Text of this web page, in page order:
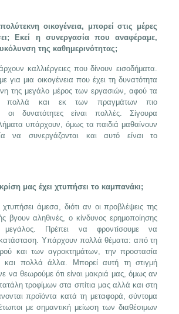
οικογένεια, μπορεί στις μέρες
Εκεί η συνεργασία που αναφέραμε,
της καθημερινότητας;
καλλιέργειες που δίνουν εισοδήματα.
για μια οικογένεια που έχει τη δυνατότητα
της μεγάλο μέρος των εργασιών, αφού τα
πολλά και εκ των πραγμάτων πιο
οι δυνατότητες είναι πολλές. Σίγουρα
υπάρχουν, όμως τα παιδιά μαθαίνουν
να συνεργάζονται και αυτό είναι το
μας έχει χτυπήσει το καμπανάκι;
άμεσα, διότι αν οι προβλέψεις της
βγουν αληθινές, ο κίνδυνος ερημοποίησης
μεγάλος. Πρέπει να φροντίσουμε να
Υπάρχουν πολλά θέματα: από τη
και των αγροκτημάτων, την προστασία
πολλά άλλα. Μπορεί αυτή τη στιγμή
να θεωρούμε ότι είναι μακριά μας, όμως αν
τροφίμων στα σπίτια μας αλλά και στη
προϊόντα κατά τη μεταφορά, σύντομα
με σημαντική μείωση των διαθέσιμων